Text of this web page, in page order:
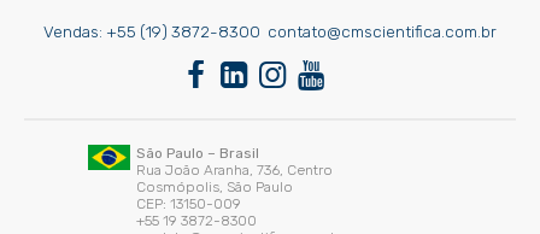
Vendas: +55 (19) 3872-8300 contato@cmscientifica.com.br
São Paulo – Brasil
Rua João Aranha, 736, Centro
Cosmópolis, São Paulo
CEP: 13150-009
+55 19 3872-8300